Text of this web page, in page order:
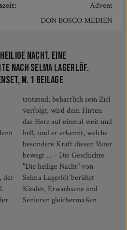
Advent
DON BOSCO MEDIEN
Nacht. Eine
nach Selma Lagerlöf.
m. 1 Beilage
der
Senioren gleichermaßen.